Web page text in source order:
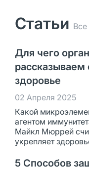
Статьи Все
Для чего
рассказываем
здоровье
02 Апреля 2025
Какой
агентом
Майкл Мюррей
укрепляет
5 Способов